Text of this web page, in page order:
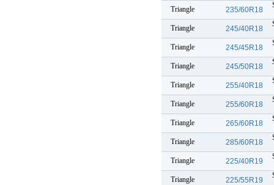
Triangle 235/60R18
Triangle 245/40R18
Triangle 245/45R18
Triangle 245/50R18
Triangle 255/40R18
Triangle 255/60R18
Triangle 265/60R18
Triangle 285/60R18
Triangle 225/40R19
Triangle 225/55R19